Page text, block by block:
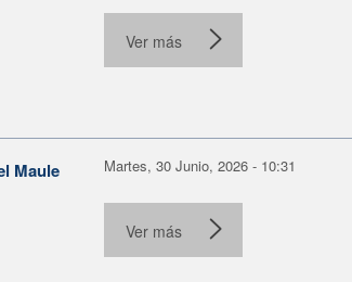
Ver más
Maule Martes, 30 Junio, 2026 - 10:31
Ver más